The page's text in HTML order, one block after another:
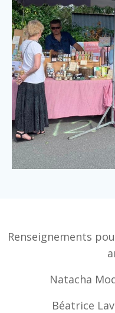
Renseignements
Natacha
Béatrice